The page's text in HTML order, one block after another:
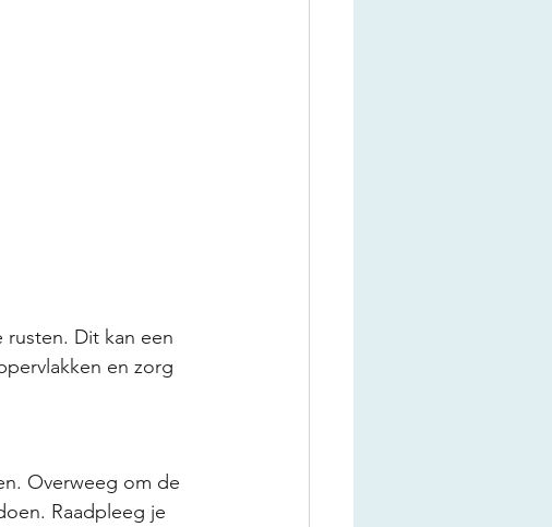
Dit kan een
en zorg
Overweeg om de
Raadpleeg je